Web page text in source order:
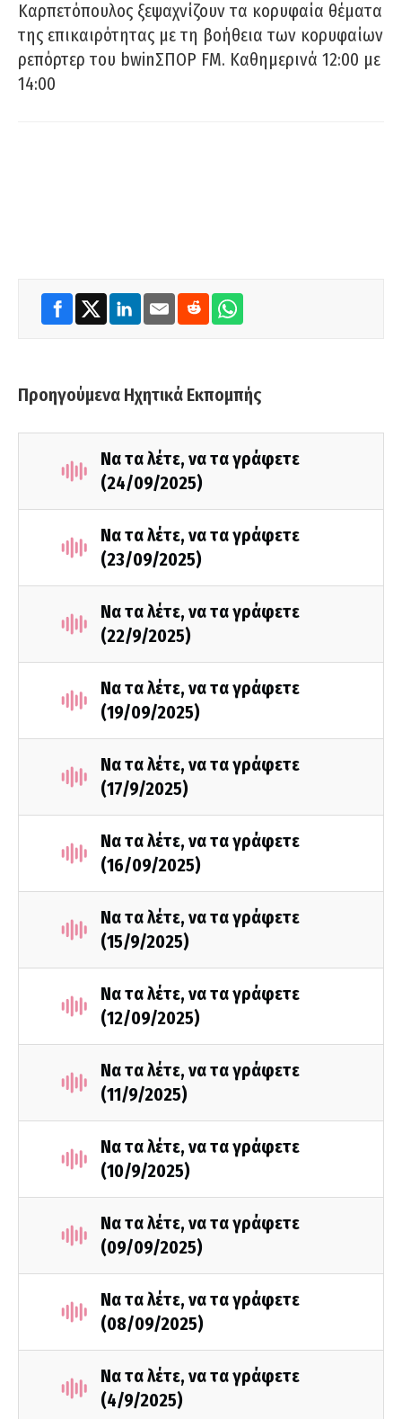
Καρπετόπουλος ξεψαχνίζουν τα κορυφαία θέματα
της επικαιρότητας με τη βοήθεια των κορυφαίων
ρεπόρτερ του bwinΣΠΟΡ FM. Καθημερινά 12:00 με
14:00
Προηγούμενα Ηχητικά Εκπομπής
Να τα λέτε, να τα γράφετε
(24/09/2025)
Να τα λέτε, να τα γράφετε
(23/09/2025)
Να τα λέτε, να τα γράφετε
(22/9/2025)
Να τα λέτε, να τα γράφετε
(19/09/2025)
Να τα λέτε, να τα γράφετε
(17/9/2025)
Να τα λέτε, να τα γράφετε
(16/09/2025)
Να τα λέτε, να τα γράφετε
(15/9/2025)
Να τα λέτε, να τα γράφετε
(12/09/2025)
Να τα λέτε, να τα γράφετε
(11/9/2025)
Να τα λέτε, να τα γράφετε
(10/9/2025)
Να τα λέτε, να τα γράφετε
(09/09/2025)
Να τα λέτε, να τα γράφετε
(08/09/2025)
Να τα λέτε, να τα γράφετε
(4/9/2025)